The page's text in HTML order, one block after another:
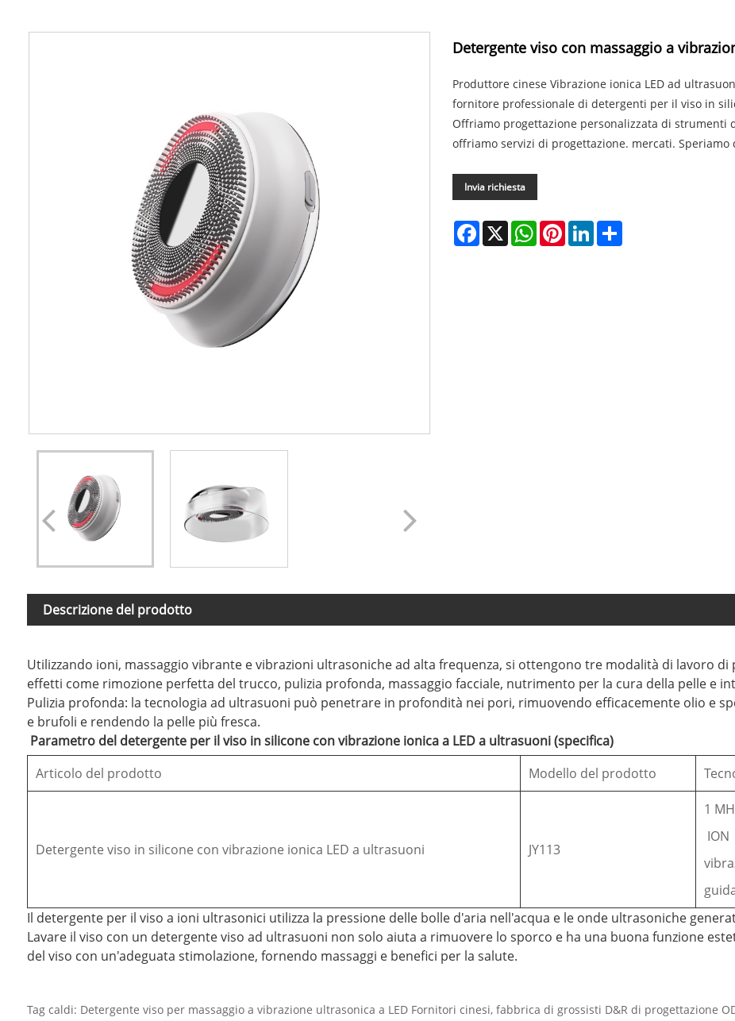
Detergente viso con massaggio a
Produttore cinese Vibrazione ionica LED ad
fornitore professionale di detergenti per il viso in
Offriamo progettazione personalizzata di strumenti
offriamo servizi di progettazione. mercati.
Invia richiesta
Facebook
X WhatsAppPinterestLinkedInShare
Descrizione del prodotto
Utilizzando ioni, massaggio vibrante e vibrazioni ultrasoniche ad alta frequenza, si ottengono tre modalità di lavoro
effetti come rimozione perfetta del trucco, pulizia profonda, massaggio facciale, nutrimento per la cura della pelle e
Pulizia profonda: la tecnologia ad ultrasuoni può penetrare in profondità nei pori, rimuovendo efficacemente olio e
e brufoli e rendendo la pelle più fresca. ‌
Parametro del detergente per il viso in silicone con vibrazione ionica a LED a ultrasuoni (specifica)
Articolo del prodotto
Modello del prodotto
Detergente viso in silicone con vibrazione ionica LED a ultrasuoni JY113
1
ION
Il detergente per il viso a ioni ultrasonici utilizza la pressione delle bolle d'aria nell'acqua e le onde ultrasoniche
Lavare il viso con un detergente viso ad ultrasuoni non solo aiuta a rimuovere lo sporco e ha una buona funzione
del viso con un'adeguata stimolazione, fornendo massaggi e benefici per la salute.
Tag caldi: Detergente viso per massaggio a vibrazione ultrasonica a LED Fornitori cinesi, fabbrica di grossisti D&R di progettazione